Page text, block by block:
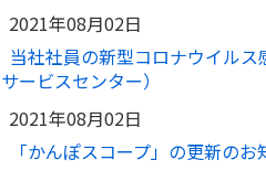
2021年08月02日
当社社員の新型コロナウイル
サービスセンター）
2021年08月02日
「かんぽスコープ」の更新のお